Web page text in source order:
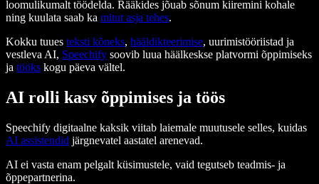
loomulikumalt töödelda. Rääkides jõuab sõnum kiiremini kohale
ning kuulata saab ka mitut asja tehes.
Kokku tuues teksti kõneks, hääldikteerimise, uurimistööriistad ja
vestleva AI, Speechify soovib luua häälkeskse platvormi õppimiseks
ja tööks kogu päeva vältel.
AI rolli kasv õppimises ja töös
Speechify digitaalne kaksik viitab laiemale muutusele selles, kuidas
AI assistendid järgnevatel aastatel arenevad.
AI ei vasta enam pelgalt küsimustele, vaid tegutseb teadmis- ja
õppepartnerina.